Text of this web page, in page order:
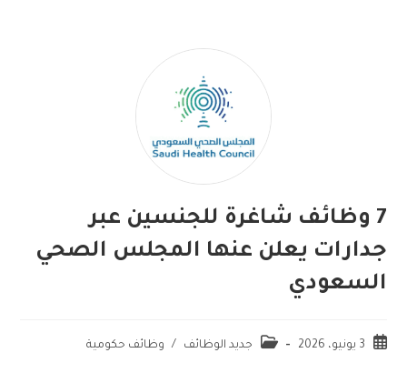
7 وظائف شاغرة للجنسين عبر
جدارات يعلن عنها المجلس الصحي
السعودي
3 يونيو، 2026 جديد الوظائف / وظائف حكومية